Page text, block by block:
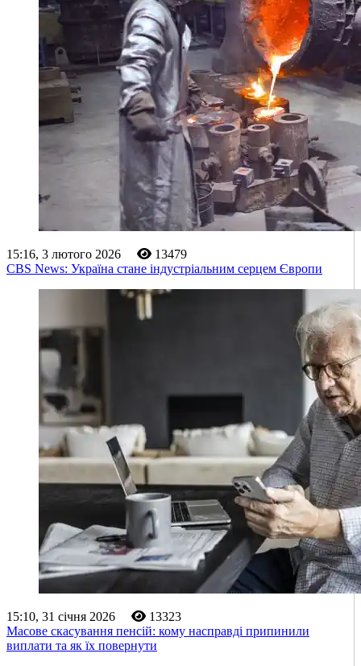
15:16, 3 лютого 2026
13479
CBS News: Україна стане індустріальним серцем Європи
15:10, 31 січня 2026
13323
Масове скасування пенсій: кому насправді припинили
виплати та як їх повернути